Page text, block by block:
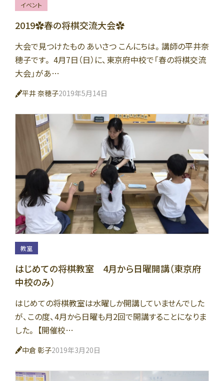
イベント
2019✿春の将棋交流大会✿
大会で見つけたもの あいさつ こんにちは。講師の平井奈
穂子です。 4月7日（日）に、東京府中校で「春の将棋交流
大会」があ…
平井 奈穂子2019年5月14日
教室
はじめての将棋教室 4月から日曜開講（東京府
中校のみ）
はじめての将棋教室は水曜しか開講していませんでした
が、この度、4月から日曜も月2回で開講することになりま
した。 【開催校…
中倉 彰子2019年3月20日